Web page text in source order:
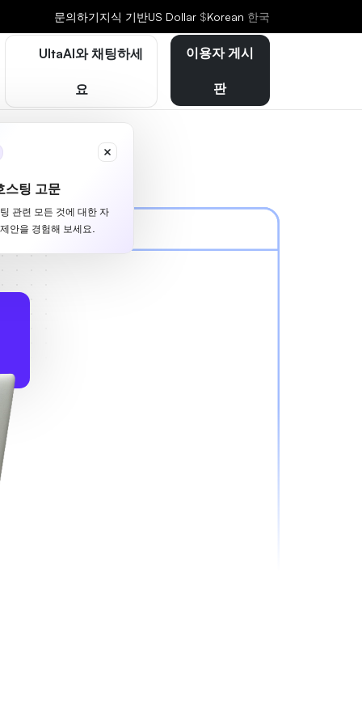
문의하기지식 기반US Dollar $Korean 한국
UltaAI와 채팅하세
요
스팅 고문
관련 모든 것에 대한 자
안을 경험해 보세요.
이용자 게시
판